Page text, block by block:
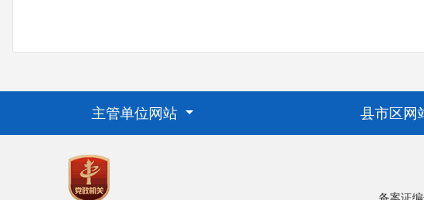
主管单位网站 县市区网
备案证